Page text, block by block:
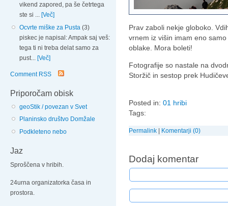
vikend zapored, pa še četrtega
ste si ... [Več]
Ocvrte miške za Pusta (3)
piskec je napisal: Ampak saj veš:
tega ti ni treba delat samo za
pust... [Več]
Comment RSS
Priporočam obisk
geoStik / povezan v Svet
Planinsko društvo Domžale
Podkleteno nebo
Jaz
Sproščena v hribih.
24urna organizatorka časa in
prostora.
Prav zaboli nekje globoko.
vrnem iz višin imam eno
oblake. Mora boleti!
Fotografije so nastale na
Storžič in sestop prek
Posted in: 01 hribi
Tags:
Permalink | Komentarji (0)
Dodaj komentar